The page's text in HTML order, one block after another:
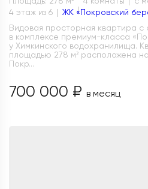
4 этаж из 6
ЖК «Покровский
Видовая просторная квартира с
в комплексе премиум-класса
у Химкинского водохранилища.
площадью 278 м² расположена
Покр...
700 000 ₽ в месяц